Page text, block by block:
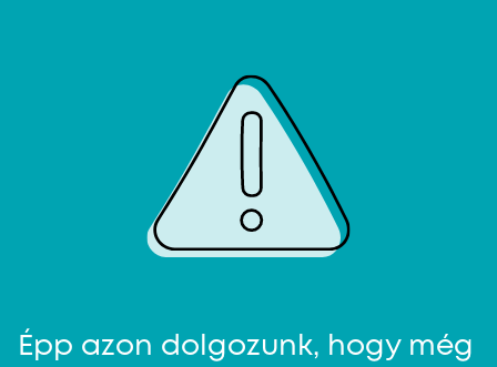
Épp azon dolgozunk, hogy még